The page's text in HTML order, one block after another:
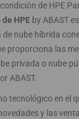
de HPE
HPE by ABAST
nube híbrida
proporciona las
privada o nube
ABAST.
tecnológico en el
y las